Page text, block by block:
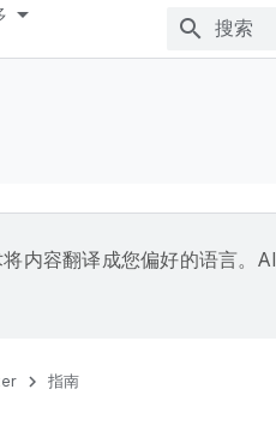
内容翻译成您偏好的语言。
指南